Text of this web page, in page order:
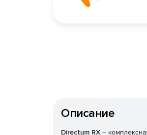
Описание
Directum RX –